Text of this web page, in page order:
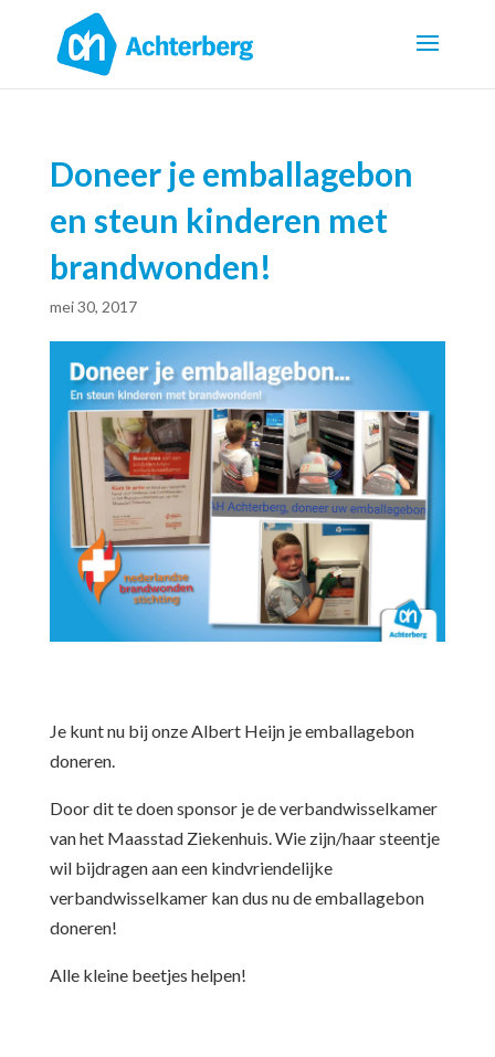
Doneer je emballagebon
en steun kinderen met
brandwonden!
mei 30, 2017
Je kunt nu bij onze Albert Heijn je emballagebon
doneren.
Door dit te doen sponsor je de verbandwisselkamer
van het Maasstad Ziekenhuis. Wie zijn/haar steentje
wil bijdragen aan een kindvriendelijke
verbandwisselkamer kan dus nu de emballagebon
doneren!
Alle kleine beetjes helpen!